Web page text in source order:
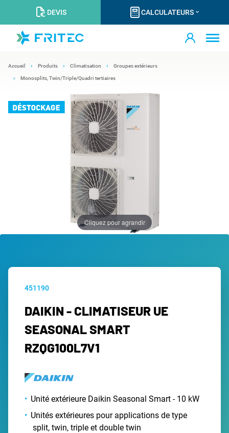
DEVIS CALCULATEURS
Accueil Produits Climatisation Groupes extérieurs
Monosplits, Twin/Triple/Quadri tertiaires
Cliquez pour agrandir
451190
DAIKIN - CLIMATISEUR UE
SEASONAL SMART
RZQG100L7V1
Unité extérieure Daikin Seasonal Smart - 10 kW
Unités extérieures pour applications de type
split, twin, triple et double twin